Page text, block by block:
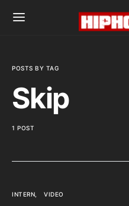
POSTS BY TAG
Skip
1 POST
INTERN VIDEO